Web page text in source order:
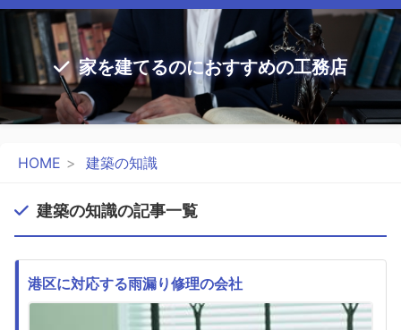
家を建てるのにおすすめの工務店
HOME 建築の知識
建築の知識の記事一覧
港区に対応する雨漏り修理の会社